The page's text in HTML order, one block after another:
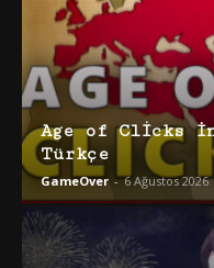
Age of Clicks
Türkçe
GameOver - 6 Ağustos 2026